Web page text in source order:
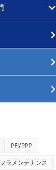
PFI/PPP
ラメンテナンス